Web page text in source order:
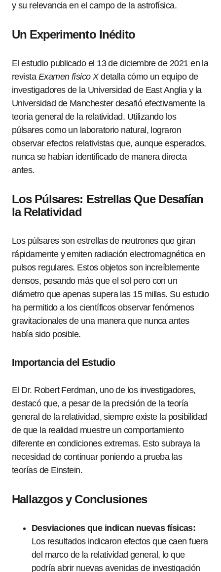
y su relevancia en el campo de la astrofísica.
Un Experimento Inédito
El estudio publicado el 13 de diciembre de 2021 en la
revista Examen físico Xdetalla cómo un equipo de
investigadores de la Universidad de East Anglia y la
Universidad de Manchester desafió efectivamente la
teoría general de la relatividad. Utilizando los
púlsares como un laboratorio natural, lograron
observar efectos relativistas que, aunque esperados,
nunca se habían identificado de manera directa
antes.
Los Púlsares: Estrellas Que Desafían
la Relatividad
Los púlsares son estrellas de neutrones que giran
rápidamente y emiten radiación electromagnética en
pulsos regulares. Estos objetos son increíblemente
densos, pesando más que el sol pero con un
diámetro que apenas supera las 15 millas. Su estudio
ha permitido a los científicos observar fenómenos
gravitacionales de una manera que nunca antes
había sido posible.
Importancia del Estudio
El Dr. Robert Ferdman, uno de los investigadores,
destacó que, a pesar de la precisión de la teoría
general de la relatividad, siempre existe la posibilidad
de que la realidad muestre un comportamiento
diferente en condiciones extremas. Esto subraya la
necesidad de continuar poniendo a prueba las
teorías de Einstein.
Hallazgos y Conclusiones
Desviaciones que indican nuevas físicas:
Los resultados indicaron efectos que caen fuera
del marco de la relatividad general, lo que
podría abrir nuevas avenidas de investigación